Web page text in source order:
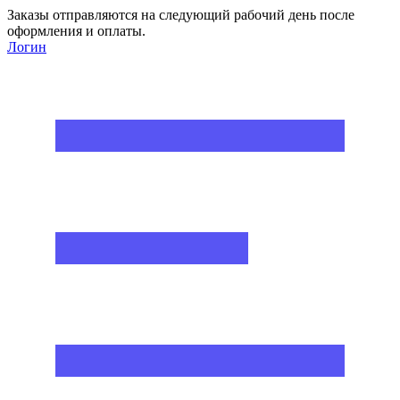
Заказы отправляются на следующий рабочий день после
оформления и оплаты.
Логин